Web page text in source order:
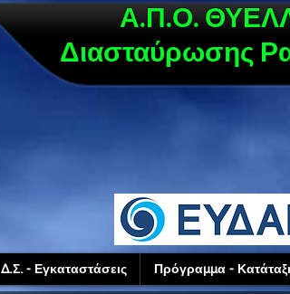
Α.Π.Ο.
Διασταύρωσης
Δ.Σ. - Εγκαταστάσεις Πρόγραμμα -